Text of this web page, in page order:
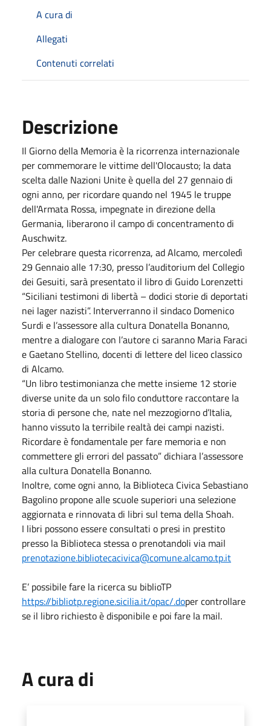
A cura di
Allegati
Contenuti correlati
Descrizione
Il Giorno della Memoria è la ricorrenza internazionale
per commemorare le vittime dell'Olocausto; la data
scelta dalle Nazioni Unite è quella del 27 gennaio di
ogni anno, per ricordare quando nel 1945 le truppe
dell'Armata Rossa, impegnate in direzione della
Germania, liberarono il campo di concentramento di
Auschwitz.
Per celebrare questa ricorrenza, ad Alcamo, mercoledì
29 Gennaio alle 17:30, presso l’auditorium del Collegio
dei Gesuiti, sarà presentato il libro di Guido Lorenzetti
“Siciliani testimoni di libertà – dodici storie di deportati
nei lager nazisti”. Interverranno il sindaco Domenico
Surdi e l’assessore alla cultura Donatella Bonanno,
mentre a dialogare con l’autore ci saranno Maria Faraci
e Gaetano Stellino, docenti di lettere del liceo classico
di Alcamo.
“Un libro testimonianza che mette insieme 12 storie
diverse unite da un solo filo conduttore raccontare la
storia di persone che, nate nel mezzogiorno d’Italia,
hanno vissuto la terribile realtà dei campi nazisti.
Ricordare è fondamentale per fare memoria e non
commettere gli errori del passato” dichiara l’assessore
alla cultura Donatella Bonanno.
Inoltre, come ogni anno, la Biblioteca Civica Sebastiano
Bagolino propone alle scuole superiori una selezione
aggiornata e rinnovata di libri sul tema della Shoah.
I libri possono essere consultati o presi in prestito
presso la Biblioteca stessa o prenotandoli via mail
prenotazione.bibliotecacivica@comune.alcamo.tp.it
E’ possibile fare la ricerca su biblioTP
https://bibliotp.regione.sicilia.it/opac/.doper controllare
se il libro richiesto è disponibile e poi fare la mail.
A cura di